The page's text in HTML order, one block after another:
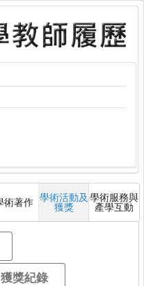
術著作 學術活動及
獲獎
學術服務與
產學互動
獲獎紀錄